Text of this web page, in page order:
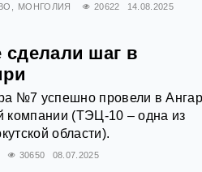
МОНГОЛИЯ 20622 14.08.2025
сделали шаг в
№7 успешно провели в
компании (ТЭЦ-10 – одна из
области).
30650 08.07.2025